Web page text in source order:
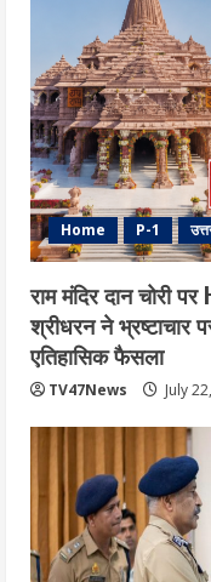
Home P-1
राम मंदिर दान चोरी
श्रीधरन ने भ्रष्टाचार
एत‍िहास‍िक फैसला
TV47News July